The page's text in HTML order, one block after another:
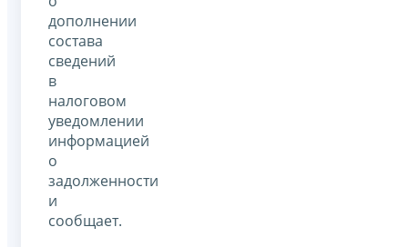
дополнении
состава
сведений
в
налоговом
уведомлении
информацией
о
задолженности
и
сообщает.